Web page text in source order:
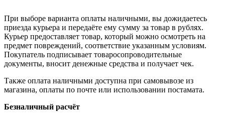
При выборе варианта оплаты наличными, вы дожидаетесь
приезда курьера и передаёте ему сумму за товар в рублях.
Курьер предоставляет товар, который можно осмотреть на
предмет повреждений, соответствие указанным условиям.
Покупатель подписывает товаросопроводительные
документы, вносит денежные средства и получает чек.
Также оплата наличными доступна при самовывозе из
магазина, оплаты по почте или использовании постамата.
Безналичный расчёт